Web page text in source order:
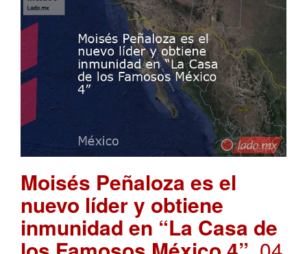
Moisés Peñaloza es el
nuevo líder y obtiene
inmunidad en “La Casa de